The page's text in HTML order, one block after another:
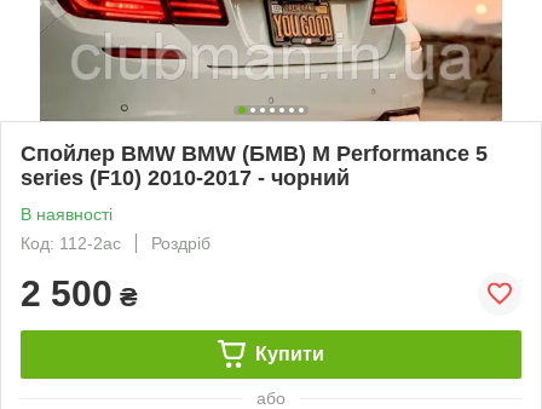
Спойлер BMW BMW (БМВ) M Performance 5
series (F10) 2010-2017 - чорний
В наявності
Код: 112-2ac
Роздріб
2 500 ₴
Купити
або